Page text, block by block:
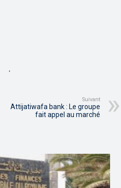
,
Suivant
Attijatiwafa bank : Le groupe
fait appel au marché